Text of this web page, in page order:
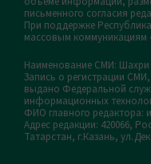
письменного согласия
При поддержке
массовым коммуникациям
Наименование СМИ: Шахри
Запись о регистрации
выдано Федеральной
информационных
ФИО главного редактора:
Адрес редакции: 420066,
Татарстан, г.Казань,